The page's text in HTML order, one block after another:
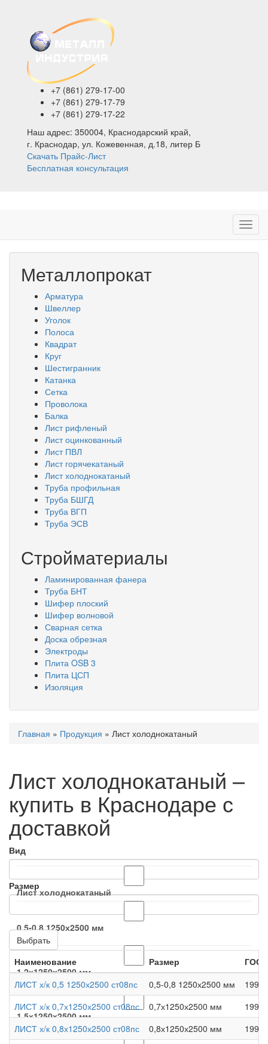
+7 (861) 279-17-00
+7 (861) 279-17-79
+7 (861) 279-17-22
Наш адрес: 350004, Краснодарский край,
г. Краснодар, ул. Кожевенная, д.18, литер Б
Скачать Прайс-Лист
Бесплатная консультация
Металлопрокат
Арматура
Швеллер
Уголок
Полоса
Квадрат
Круг
Шестигранник
Катанка
Сетка
Проволока
Балка
Лист рифленый
Лист оцинкованный
Лист ПВЛ
Лист горячекатаный
Лист холоднокатаный
Труба профильная
Труба БШГД
Труба ВГП
Труба ЭСВ
Стройматериалы
Ламинированная фанера
Труба БНТ
Шифер плоский
Шифер волновой
Сварная сетка
Доска обрезная
Электроды
Плита OSB 3
Плита ЦСП
Изоляция
Вы
Главная » Продукция » Лист холоднокатаный
Лист холоднокатаный –
купить в Краснодаре с
доставкой
Вид
Лист холоднокатаный
Размер
0,5-0,8 1250х2500 мм
1,2х1250х2500 мм
1,5х1250х2500 мм
Выбрать
Наименование
Размер
ГОСТ
ЛИСТ х/к 0,5 1250х2500 ст08пс
0,5-0,8 1250х2500 мм
ЛИСТ х/к 0,7х1250х2500 ст08пс
0,7х1250х2500 мм
ЛИСТ х/к 0,8х1250х2500 ст08пс
0,8х1250х2500 мм